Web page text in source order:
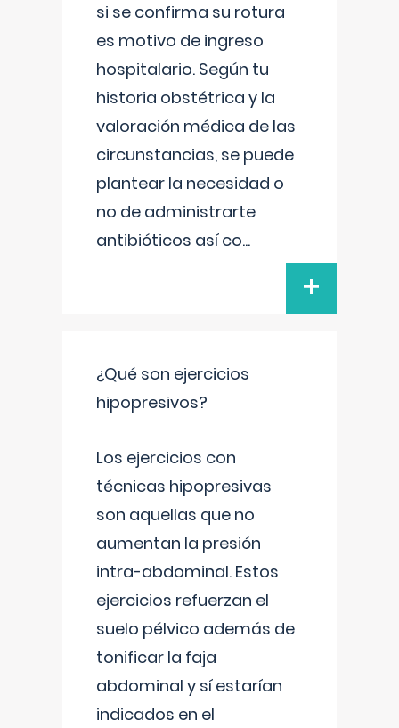
si se confirma su rotura
es motivo de ingreso
hospitalario. Según tu
historia obstétrica y la
valoración médica de las
circunstancias, se puede
plantear la necesidad o
no de administrarte
antibióticos así co...
+
¿Qué son ejercicios
hipopresivos?
Los ejercicios con
técnicas hipopresivas
son aquellas que no
aumentan la presión
intra-abdominal. Estos
ejercicios refuerzan el
suelo pélvico además de
tonificar la faja
abdominal y sí estarían
indicados en el